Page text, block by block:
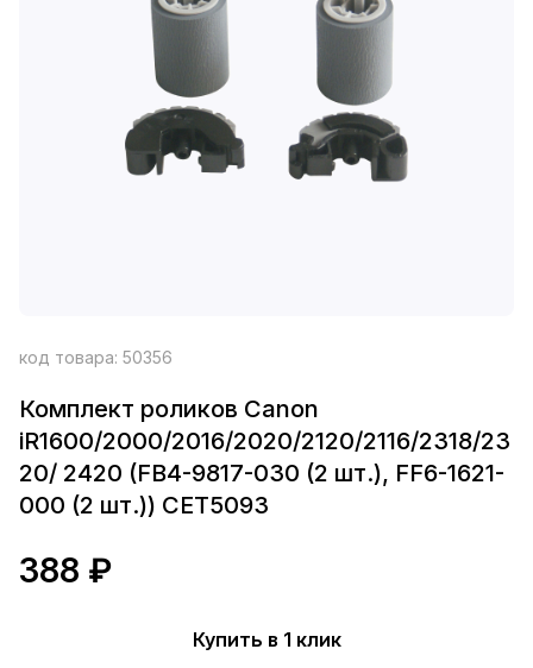
код товара: 50356
Комплект роликов Canon
iR1600/2000/2016/2020/2120/2116/2318/23
20/ 2420 (FB4-9817-030 (2 шт.), FF6-1621-
000 (2 шт.)) CET5093
388 ₽
Купить в 1 клик